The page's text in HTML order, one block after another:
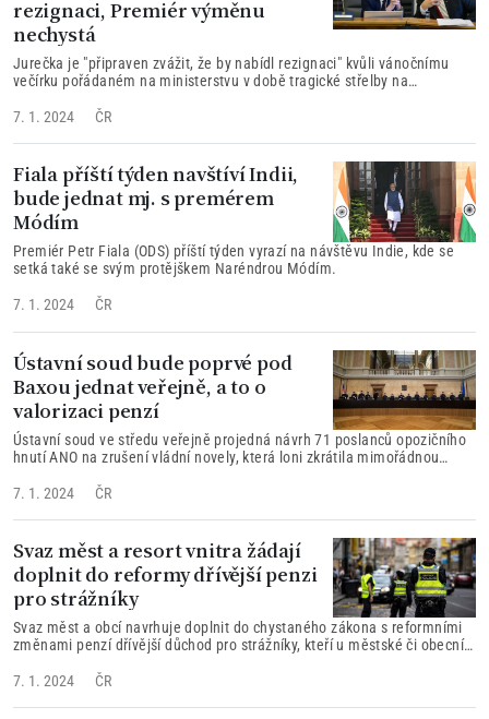
rezignaci, Premiér výměnu
nechystá
Jurečka je "připraven zvážit, že by nabídl rezignaci" kvůli vánočnímu
večírku pořádaném na ministerstvu v době tragické střelby na
výměnu některého z ministrů.
7. 1. 2024 ČR
Fiala příští týden navštíví Indii,
bude jednat mj. s premérem
Módím
Premiér Petr Fiala (ODS) příští týden vyrazí na návštěvu Indie, kde se
setká také se svým protějškem Naréndrou Módím.
7. 1. 2024 ČR
Ústavní soud bude poprvé pod
Baxou jednat veřejně, a to o
valorizaci penzí
Ústavní soud ve středu veřejně projedná návrh 71 poslanců opozičního
hnutí ANO na zrušení vládní novely, která loni zkrátila mimořádnou
7. 1. 2024
ČR
Svaz měst a resort vnitra žádají
doplnit do reformy dřívější penzi
pro strážníky
Svaz měst a obcí navrhuje doplnit do chystaného zákona s reformními
změnami penzí dřívější důchod pro strážníky, kteří u městské či obecní
7. 1. 2024
ČR